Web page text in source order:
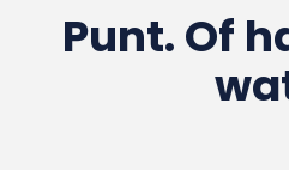
Punt. Of